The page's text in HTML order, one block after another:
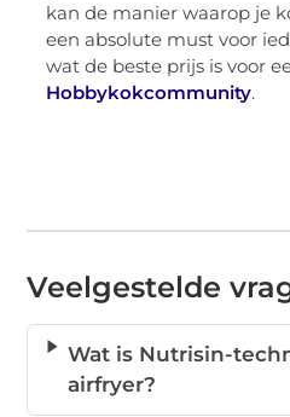
kan de manier waarop je
een absolute must voor
wat de beste prijs is voor
Hobbykokcommunity.
Veelgestelde
Wat is Nutrisin-
airfryer?